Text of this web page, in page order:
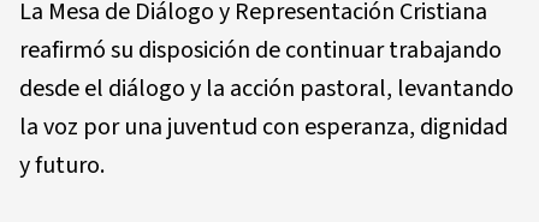
La Mesa de Diálogo y Representación Cristiana
reafirmó su disposición de continuar trabajando
desde el diálogo y la acción pastoral, levantando
la voz por una juventud con esperanza, dignidad
y futuro.